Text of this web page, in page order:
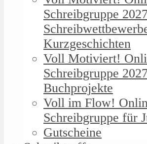
Schreibgruppe
Kurzgeschichten
Voll Motiviert!
Schreibgruppe
Buchprojekte
Voll im Flow!
Schreibgruppe für
Gutscheine